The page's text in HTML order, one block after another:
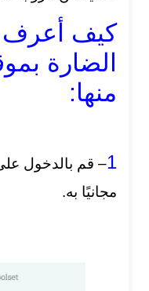
كيف أعرف
الضارة
منها:
1
مجانيًا به.